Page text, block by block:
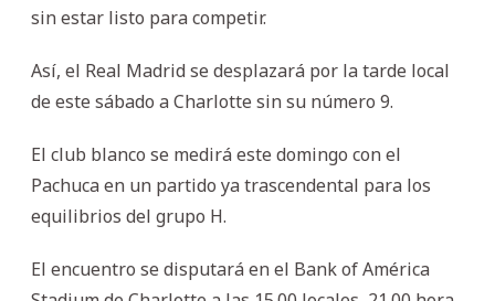
sin estar listo para competir.
Así, el Real Madrid se desplazará por la tarde local
de este sábado a Charlotte sin su número 9.
El club blanco se medirá este domingo con el
Pachuca en un partido ya trascendental para los
equilibrios del grupo H.
El encuentro se disputará en el Bank of América